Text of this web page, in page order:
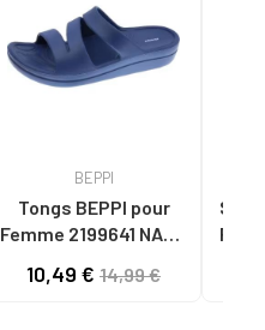
BEPPI
Tongs BEPPI pour
Femme 2199641 NAVY
10,49 € 14,99 €